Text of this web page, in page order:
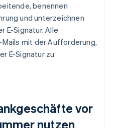
benennen
und unterzeichnen
E-Signatur. Alle
mit der Aufforderung,
E-Signatur zu
vor
nutzen